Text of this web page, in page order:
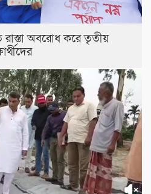
রাস্তা অবরোধ করে তৃতীয়